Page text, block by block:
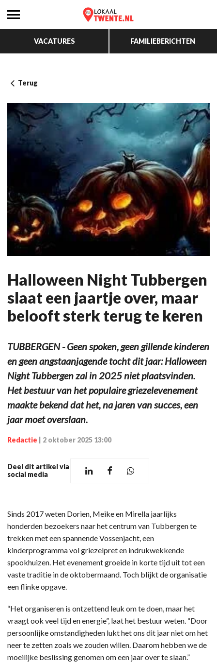
VACATURES FAMILIEBERICHTEN
Terug
Halloween Night Tubbergen
slaat een jaartje over, maar
belooft sterk terug te keren
TUBBERGEN - Geen spoken, geen gillende kinderen
en geen angstaanjagende tocht dit jaar: Halloween
Night Tubbergen zal in 2025 niet plaatsvinden.
Het bestuur van het populaire griezelevenement
maakte bekend dat het, na jaren van succes, een
jaar moet overslaan.
Redactie 2 oktober 2025 13:00
Deel dit artikel via
social media
Sinds 2017 weten Dorien, Meike en Mirella jaarlijks
honderden bezoekers naar het centrum van Tubbergen te
trekken met een spannende Vossenjacht, een
kinderprogramma vol griezelpret en indrukwekkende
spookhuizen. Het evenement groeide in korte tijd uit tot een
vaste traditie in de oktobermaand. Toch blijkt de organisatie
een flinke opgave.
“Het organiseren is ontzettend leuk om te doen, maar het
vraagt ook veel tijd en energie”, laat het bestuur weten. “Door
persoonlijke omstandigheden lukt het ons dit jaar niet om het
neer te zetten zoals we zouden willen. Daarom hebben we de
moeilijke beslissing genomen om een jaar over te slaan.”